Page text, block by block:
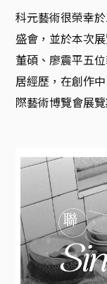
科元藝術很榮幸
盛會，並於本次
董碩、廖震平五
居經歷，在創作
際藝術博覽會展